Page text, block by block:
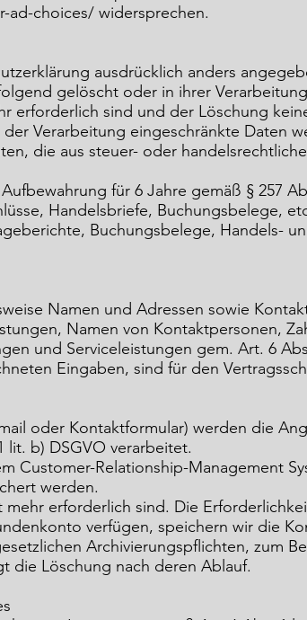
choices/ widersprechen.
ausdrücklich anders
gelöscht oder in ihrer
erforderlich sind und der Löschung
Verarbeitung eingeschränkte Daten
die aus steuer- oder
für 6 Jahre gemäß § 257
Handelsbriefe, Buchungsbelege,
Buchungsbelege, Handels-
Namen und Adressen sowie
Namen von Kontaktpersonen,
und Serviceleistungen gem. Art. 6
Eingaben, sind für den
oder Kontaktformular) werden die
b) DSGVO verarbeitet.
Customer-Relationship-Management
werden.
erforderlich sind. Die
verfügen, speichern wir die
Archivierungspflichten, zum
die Löschung nach deren Ablauf.